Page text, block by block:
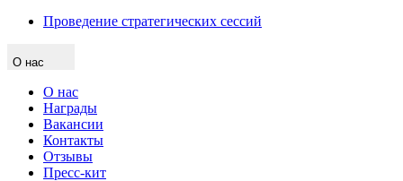
Проведение стратегических сессий
О нас
О нас
Награды
Вакансии
Контакты
Отзывы
Пресс-кит